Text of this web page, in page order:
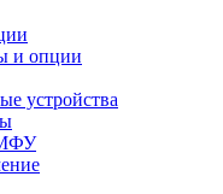
и опции
устройства
МФУ